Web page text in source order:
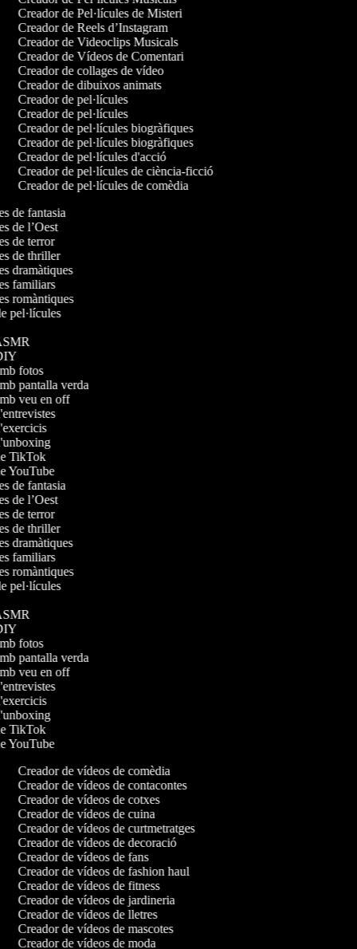
Creador de Pel·lícules de Misteri
Creador de Reels d’Instagram
Creador de Videoclips Musicals
Creador de Vídeos de Comentari
Creador de collages de vídeo
Creador de dibuixos animats
Creador de pel·lícules
Creador de pel·lícules
Creador de pel·lícules biogràfiques
Creador de pel·lícules biogràfiques
Creador de pel·lícules d'acció
Creador de pel·lícules de ciència-ficció
Creador de pel·lícules de comèdia
de fantasia
de l’Oest
de terror
de thriller
dramàtiques
familiars
romàntiques
pel·lícules
fotos
pantalla verda
veu en off
TikTok
YouTube
de fantasia
de l’Oest
de terror
de thriller
dramàtiques
familiars
romàntiques
pel·lícules
fotos
pantalla verda
veu en off
TikTok
YouTube
Creador de vídeos de comèdia
Creador de vídeos de contacontes
Creador de vídeos de cotxes
Creador de vídeos de cuina
Creador de vídeos de curtmetratges
Creador de vídeos de decoració
Creador de vídeos de fans
Creador de vídeos de fashion haul
Creador de vídeos de fitness
Creador de vídeos de jardineria
Creador de vídeos de lletres
Creador de vídeos de mascotes
Creador de vídeos de moda